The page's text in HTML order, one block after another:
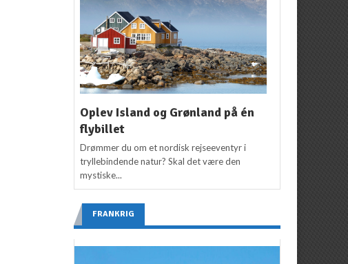
Oplev Island og Grønland på én
flybillet
Drømmer du om et nordisk rejseeventyr i
tryllebindende natur? Skal det være den
mystiske...
FRANKRIG